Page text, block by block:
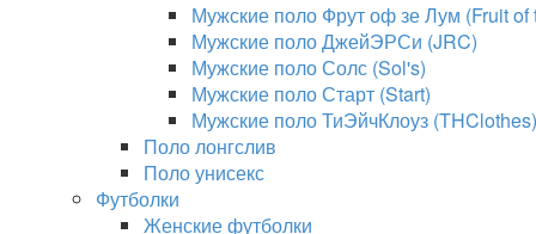
Мужские поло Фрут оф зе Лум (Fruit of
Мужские поло ДжейЭРСи (JRC)
Мужские поло Солс (Sol's)
Мужские поло Старт (Start)
Мужские поло ТиЭйчКлоуз (THClothes)
Поло лонгслив
Поло унисекс
Футболки
Женские футболки